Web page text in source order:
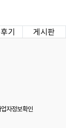
기 게시판
업자정보확인